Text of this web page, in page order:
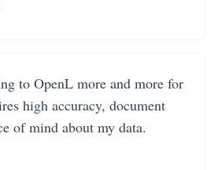
to OpenL more and more for
high accuracy, document
of mind about my data.